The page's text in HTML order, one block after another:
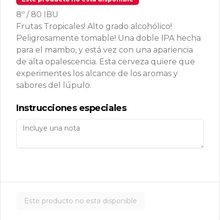
Mexican fries
guacamole de la casa.
$9.500
tocino crunch.
en una cama de cebollas salteadas,
coronada con salsa agria y ciboulette.
8º / 80 IBU
Frutas Tropicales! Alto grado alcohólico!
Peligrosamente tomable! Una doble IPA hecha
para el mambo, y está vez con una apariencia
de alta opalescencia. Esta cerveza quiere que
experimentes los alcance de los aromas y
sabores del lúpulo.
Instrucciones especiales
Este producto no esta disponible